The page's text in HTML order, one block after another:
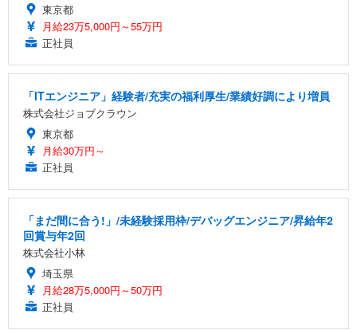
東京都
月給23万5,000円～55万円
正社員
「ITエンジニア」経験者/充実の福利厚生/業績好調により増員
株式会社ジョブクラウン
東京都
月給30万円～
正社員
「まだ間に合う!」/未経験採用枠/デバッグエンジニア/昇給年2
回賞与年2回
株式会社小林
埼玉県
月給28万5,000円～50万円
正社員